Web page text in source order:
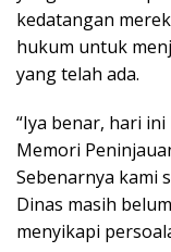
kedatangan
hukum untuk
yang telah ada.
“Iya benar, hari
Memori
Sebenarnya kami
Dinas masih
menyikapi